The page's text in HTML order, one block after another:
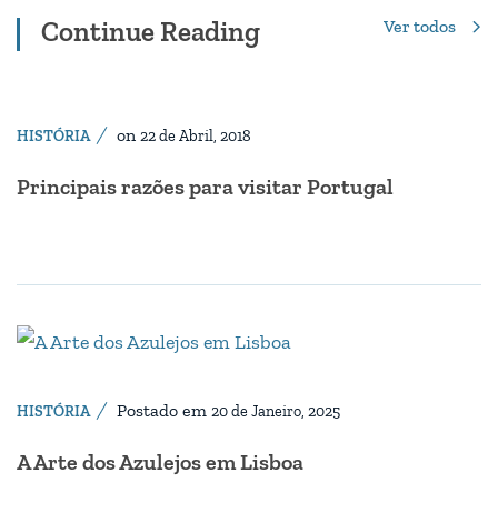
Continue Reading Ver todos
HISTÓRIA on 22 de Abril, 2018
Principais razões para visitar Portugal
HISTÓRIA Postado em 20 de Janeiro, 2025
A Arte dos Azulejos em Lisboa